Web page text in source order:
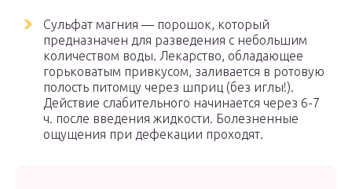
Сульфат магния — порошок, который
предназначен для разведения с небольшим
количеством воды. Лекарство, обладающее
горьковатым привкусом, заливается в ротовую
полость питомцу через шприц (без иглы!).
Действие слабительного начинается через 6-7
ч. после введения жидкости. Болезненные
ощущения при дефекации проходят.